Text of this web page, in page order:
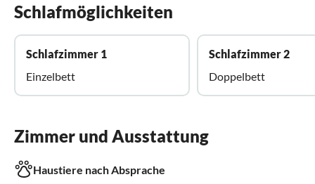
Schlafmöglichkeiten
Schlafzimmer 1
Einzelbett
Schlafzimmer 2
Doppelbett
Zimmer und Ausstattung
Haustiere nach Absprache